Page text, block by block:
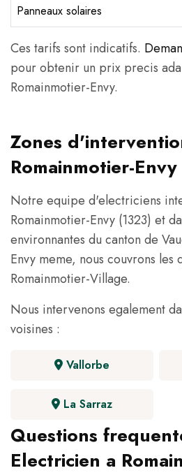
Panneaux solaires
Ces tarifs sont indicatifs.
pour obtenir un prix precis
Romainmotier-Envy.
Zones
Romainmotier-Envy
Notre equipe d'electriciens
Romainmotier-Envy (1323) et
environnantes du canton de
Envy meme, nous couvrons les
Romainmotier-Village.
Nous intervenons egalement
voisines :
Vallorbe
La Sarraz
Questions
Electricien a